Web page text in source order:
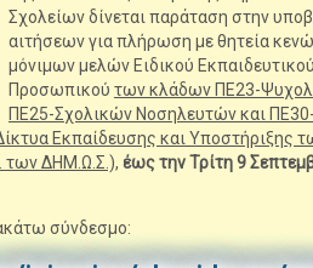
Σχολείων δίνεται παράταση στην
αιτήσεων για πλήρωση με θητεία
μόνιμων μελών Ειδικού Εκπαιδευτικού
Προσωπικού των κλάδων ΠΕ23-
ΠΕ25-Σχολικών Νοσηλευτών και ΠΕ30-
Εκπαίδευσης και Υποστήριξης
των ΔΗΜ.Ω.Σ.), έως την Τρίτη 9
σύνδεσμο: